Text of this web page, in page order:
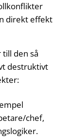
direkt effekt
till den så
destruktivt
chef,